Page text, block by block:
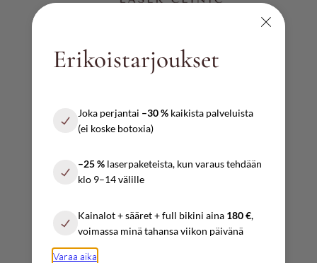
Erikoistarjoukset
Joka perjantai –30 %kaikista palveluista
(ei koske botoxia)
–25 % laserpaketeista, kun varaus tehdään
klo 9–14 välille
Kainalot + sääret + full bikini aina 180 €,
voimassa minä tahansa viikon päivänä
Varaa aika
AUKIOLOAJAT
10:00 – 17:00
10:00 – 17:00
Sopimuksen mukaan